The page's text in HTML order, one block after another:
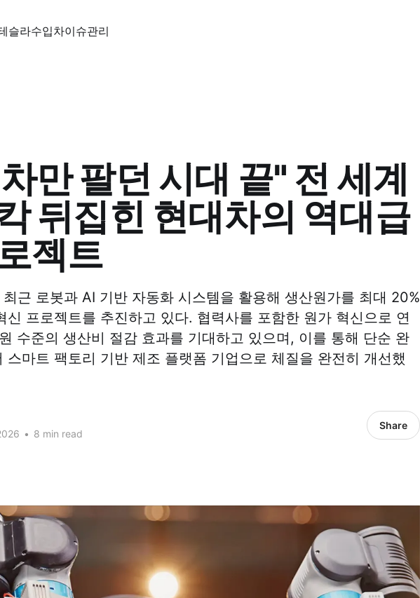
슬라수입차이슈관리
만 팔던 시대 끝" 전 세계
뒤집힌 현대차의 역대급
젝트
근 로봇과 AI 기반 자동화 시스템을 활용해 생산원가를 최대 20%
신 프로젝트를 추진하고 있다. 협력사를 포함한 원가 혁신으로 연
수준의 생산비 절감 효과를 기대하고 있으며, 이를 통해 단순 완
스마트 팩토리 기반 제조 플랫폼 기업으로 체질을 완전히 개선했
• 8 min read
Share